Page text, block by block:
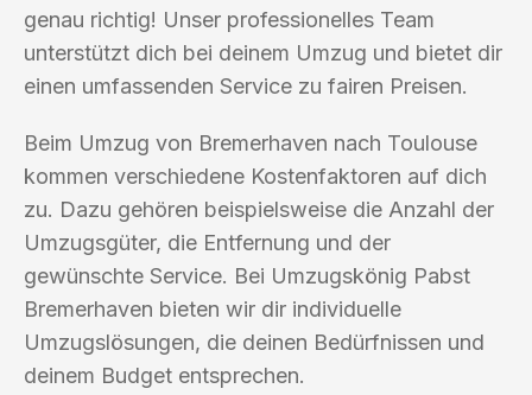
genau richtig! Unser professionelles Team
unterstützt dich bei deinem Umzug und bietet dir
einen umfassenden Service zu fairen Preisen.
Beim Umzug von Bremerhaven nach Toulouse
kommen verschiedene Kostenfaktoren auf dich
zu. Dazu gehören beispielsweise die Anzahl der
Umzugsgüter, die Entfernung und der
gewünschte Service. Bei Umzugskönig Pabst
Bremerhaven bieten wir dir individuelle
Umzugslösungen, die deinen Bedürfnissen und
deinem Budget entsprechen.